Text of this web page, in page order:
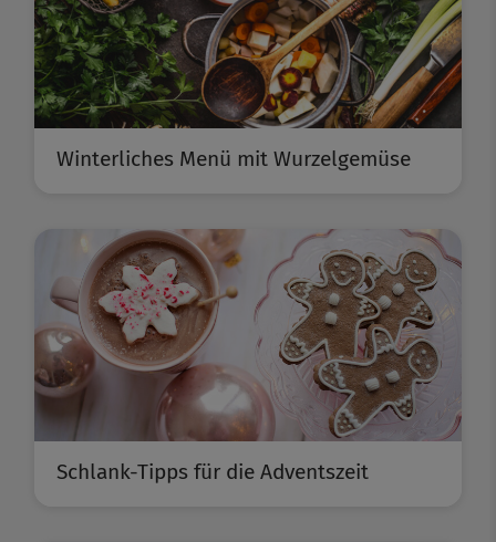
Winterliches Menü mit Wurzelgemüse
Schlank-Tipps für die Adventszeit